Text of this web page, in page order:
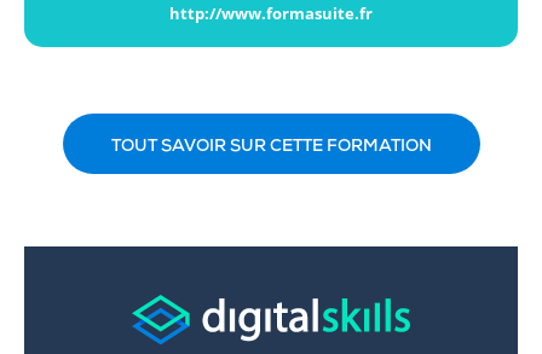
http://www.formasuite.fr
TOUT SAVOIR SUR CETTE FORMATION